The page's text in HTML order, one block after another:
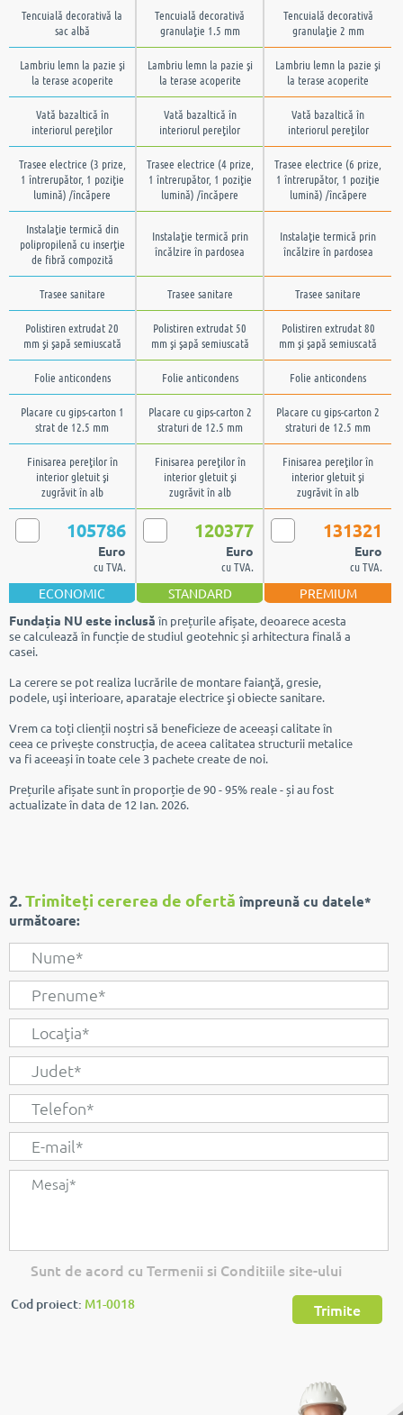
Tencuială decorativă la
sac albă
Tencuială decorativă
granulaţie 1.5 mm
Tencuială decorativă
granulaţie 2 mm
Lambriu lemn la pazie şi
la terase acoperite
Lambriu lemn la pazie şi
la terase acoperite
Lambriu lemn la pazie şi
la terase acoperite
Vată bazaltică în
interiorul pereţilor
Vată bazaltică în
interiorul pereţilor
Vată bazaltică în
interiorul pereţilor
Trasee electrice (3 prize,
1 întrerupător, 1 poziţie
lumină) /încăpere
Trasee electrice (4 prize,
1 întrerupător, 1 poziţie
lumină) /încăpere
Trasee electrice (6 prize,
1 întrerupător, 1 poziţie
lumină) /încăpere
Instalaţie termică din
polipropilenă cu inserţie
de fibră compozită
Instalaţie termică prin
încălzire în pardosea
Instalaţie termică prin
încălzire în pardosea
Trasee sanitare Trasee sanitare Trasee sanitare
Polistiren extrudat 20
mm şi şapă semiuscată
Polistiren extrudat 50
mm şi şapă semiuscată
Polistiren extrudat 80
mm şi şapă semiuscată
Folie anticondens Folie anticondens Folie anticondens
Placare cu gips-carton 1
strat de 12.5 mm
Placare cu gips-carton 2
straturi de 12.5 mm
Placare cu gips-carton 2
straturi de 12.5 mm
Finisarea pereţilor în
interior gletuit şi
zugrăvit în alb
Finisarea pereţilor în
interior gletuit şi
zugrăvit în alb
Finisarea pereţilor în
interior gletuit şi
zugrăvit în alb
105786
Euro
cu TVA.
120377
Euro
cu TVA.
131321
Euro
cu TVA.
ECONOMIC STANDARD
PREMIUM
Fundația NU este inclusă în prețurile afișate, deoarece acesta
se calculează în funcție de studiul geotehnic și arhitectura finală a
casei.
La cerere se pot realiza lucrările de montare faianţă, gresie,
podele, uşi interioare, aparataje electrice şi obiecte sanitare.
Vrem ca toți clienții noștri să beneficieze de aceeași calitate în
ceea ce privește construcția, de aceea calitatea structurii metalice
va fi aceeași în toate cele 3 pachete create de noi.
Prețurile afișate sunt în proporție de 90 - 95% reale - și au fost
actualizate în data de 12 Ian. 2026.
2.Trimiteți cererea de ofertă împreună cu datele*
următoare:
Sunt de acord cu Termenii si Conditiile site-ului
Cod proiect: M1-0018 Trimite